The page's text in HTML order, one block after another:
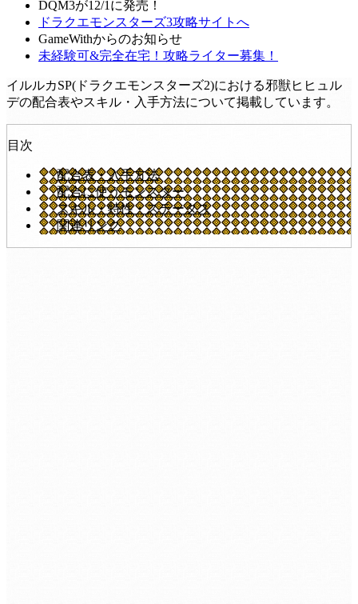
DQM3が12/1に発売！
ドラクエモンスターズ3攻略サイトへ
GameWithからのお知らせ
未経験可&完全在宅！攻略ライター募集！
イルルカSP(ドラクエモンスターズ2)における邪獣ヒヒュル
デの配合表やスキル・入手方法について掲載しています。
目次
配合表・入手方法
配合に使うモンスター
スキル・特性・ステータス
関連リンク